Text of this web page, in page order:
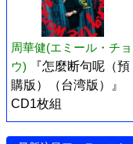
周華健(エミール・チョ
ウ)
『怎麼断句呢（預
購版）（台湾版）』
CD1枚組